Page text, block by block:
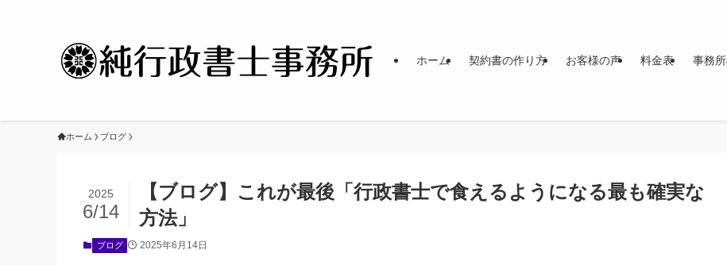
ホーム 契約書の作り方 お客様の声 料金表 事務
ホーム ブログ
【ブログ】これが最後「行政書士で食えるようになる最も確実な
方法」
2025
6/14
ブログ 2025年6月14日